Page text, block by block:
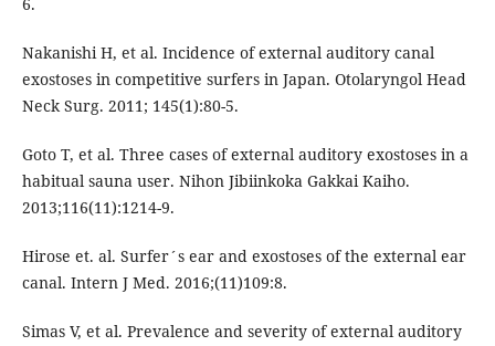
Nakanishi H, et al. Incidence of external auditory canal
exostoses in competitive surfers in Japan. Otolaryngol Head
Neck Surg. 2011; 145(1):80-5.
Goto T, et al. Three cases of external auditory exostoses in a
habitual sauna user. Nihon Jibiinkoka Gakkai Kaiho.
2013;116(11):1214-9.
Hirose et. al. Surfer´s ear and exostoses of the external ear
canal. Intern J Med. 2016;(11)109:8.
Simas V, et al. Prevalence and severity of external auditory